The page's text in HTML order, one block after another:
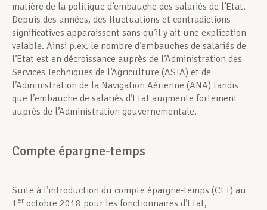
matière de la politique d’embauche des salariés de l’Etat.
Depuis des années, des fluctuations et contradictions
significatives apparaissent sans qu’il y ait une explication
valable. Ainsi p.ex. le nombre d’embauches de salariés de
l’Etat est en décroissance auprès de l’Administration des
Services Techniques de l’Agriculture (ASTA) et de
l’Administration de la Navigation Aérienne (ANA) tandis
que l’embauche de salariés d’Etat augmente fortement
auprès de l’Administration gouvernementale.
Compte épargne-temps
Suite à l’introduction du compte épargne-temps (CET) au
1 er octobre 2018 pour les fonctionnaires d’Etat,